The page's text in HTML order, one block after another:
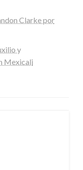
Clarke por
y
Mexicali